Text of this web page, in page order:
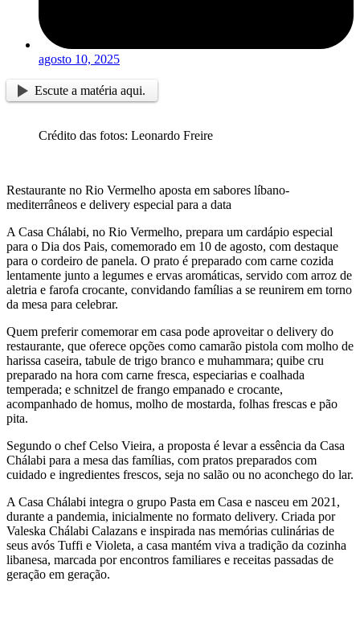
agosto 10, 2025
Escute a matéria aqui.
Crédito das fotos: Leonardo Freire
Restaurante no Rio Vermelho aposta em sabores líbano-
mediterrâneos e delivery especial para a data
A Casa Chálabi, no Rio Vermelho, prepara um cardápio especial
para o Dia dos Pais, comemorado em 10 de agosto, com destaque
para o cordeiro de panela. O prato é preparado com carne cozida
lentamente junto a legumes e ervas aromáticas, servido com arroz de
aletria e farofa crocante, convidando famílias a se reunirem em torno
da mesa para celebrar.
Quem preferir comemorar em casa pode aproveitar o delivery do
restaurante, que oferece opções como camarão pistola com molho de
harissa caseira, tabule de trigo branco e muhammara; quibe cru
preparado na hora com carne fresca, especiarias e coalhada
temperada; e schnitzel de frango empanado e crocante,
acompanhado de homus, molho de mostarda, folhas frescas e pão
pita.
Segundo o chef Celso Vieira, a proposta é levar a essência da Casa
Chálabi para a mesa das famílias, com pratos preparados com
cuidado e ingredientes frescos, seja no salão ou no aconchego do lar.
A Casa Chálabi integra o grupo Pasta em Casa e nasceu em 2021,
durante a pandemia, inicialmente no formato delivery. Criada por
Valeska Chálabi Calazans e inspirada nas memórias culinárias de
seus avós Tuffi e Violeta, a casa mantém viva a tradição da cozinha
libanesa, marcada por encontros familiares e receitas passadas de
geração em geração.